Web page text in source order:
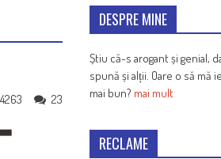
23
4263
DESPRE MINE
Știu că-s arogant și genial,
spună și alții. Oare o să mă
mai bun? mai mult
RECLAME